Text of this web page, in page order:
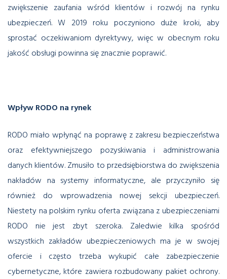
zwiększenie zaufania wśród klientów i rozwój na rynku
ubezpieczeń. W 2019 roku poczyniono duże kroki, aby
sprostać oczekiwaniom dyrektywy, więc w obecnym roku
jakość obsługi powinna się znacznie poprawić.
Wpływ RODO na rynek
RODO miało wpłynąć na poprawę z zakresu bezpieczeństwa
oraz efektywniejszego pozyskiwania i administrowania
danych klientów. Zmusiło to przedsiębiorstwa do zwiększenia
nakładów na systemy informatyczne, ale przyczyniło się
również do wprowadzenia nowej sekcji ubezpieczeń.
Niestety na polskim rynku oferta związana z ubezpieczeniami
RODO nie jest zbyt szeroka. Zaledwie kilka spośród
wszystkich zakładów ubezpieczeniowych ma je w swojej
ofercie i często trzeba wykupić całe zabezpieczenie
cybernetyczne, które zawiera rozbudowany pakiet ochrony.